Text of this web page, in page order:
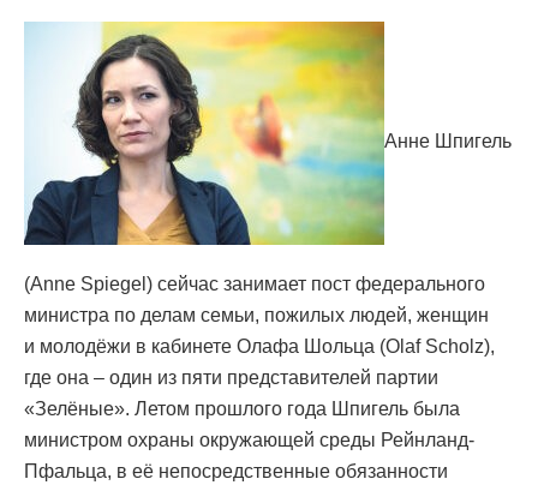
Анне Шпигель
(Anne Spiegel) сейчас занимает пост федерального
министра по делам семьи, пожилых людей, женщин
и молодёжи в кабинете Олафа Шольца (Olaf Scholz),
где она – один из пяти представителей партии
«Зелёные». Летом прошлого года Шпигель была
министром охраны окружающей среды Рейнланд-
Пфальца, в её непосредственные обязанности